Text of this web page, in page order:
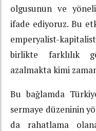
olgusunun ve
ifade ediyoruz. Bu
emperyalist-
birlikte farklılık
azalmakta kimi
Bu bağlamda
sermaye düzeninin
da rahatlama